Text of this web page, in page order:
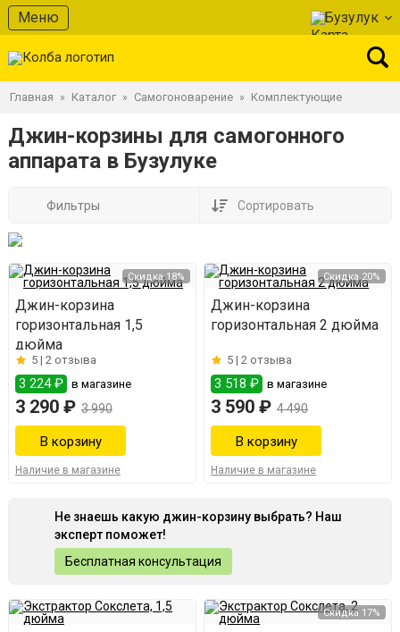
Меню Бузулук
Главная » Каталог » Самогоноварение » Комплектующие
Джин-корзины для самогонного
аппарата в Бузулуке
Фильтры Сортировать
Скидка 18%
Джин-корзина
горизонтальная 1,5
дюйма
5 | 2 отзыва
3 224 ₽ в магазине
3 290 ₽ 3 990
Наличие в магазине
Скидка 20%
Джин-корзина
горизонтальная 2 дюйма
5 |2 отзыва
3 518 ₽ в магазине
3 590 ₽ 4 490
Наличие в магазине
Не знаешь какую джин-корзину выбрать? Наш
эксперт поможет!
Бесплатная консультация
Скидка 17%